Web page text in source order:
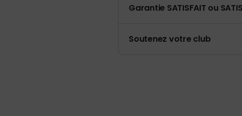
Garantie SATISFAIT ou
Soutenez votre club